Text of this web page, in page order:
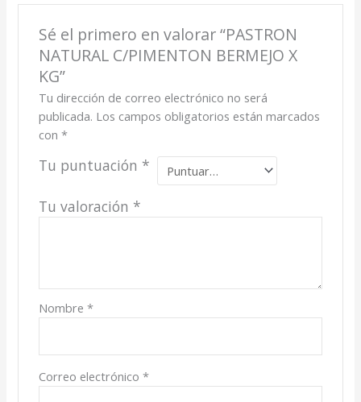
Sé el primero en valorar “PASTRON
NATURAL C/PIMENTON BERMEJO X
KG”
Tu dirección de correo electrónico no será
publicada. Los campos obligatorios están marcados
con *
Tu puntuación *
Tu valoración *
Nombre *
Correo electrónico *